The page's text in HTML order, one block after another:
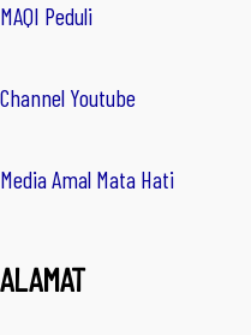
MAQI Peduli
Channel Youtube
Media Amal Mata Hati
ALAMAT